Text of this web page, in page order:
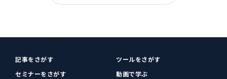
記事をさがす
ツールをさがす
セミナーをさがす
動画で学ぶ